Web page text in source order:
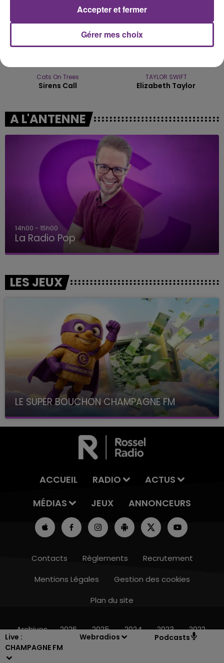
Live :
CHAMPAGNE FM
Webradios Podcasts
10h00 - 14h00
Cats On Trees
Sirens Call
TAYLOR SWIFT
Elizabeth Taylor
A L'ANTENNE
14h00 - 15h00
La Radio Pop
LES JEUX
LE SUPER BOUCHON CHAMPAGNE FM
avec La Famille Champagne FM, à 8H10
ACCUEIL RADIO
ACTUS
MÉDIAS
JEUX ANNONCEURS
Contacts Règlements
Recrutement
Mentions Légales
Gestion des cookies
Plan du site
Archives 2026 2025 2024 2023 2022
Gérer mes choix
Accepter et fermer